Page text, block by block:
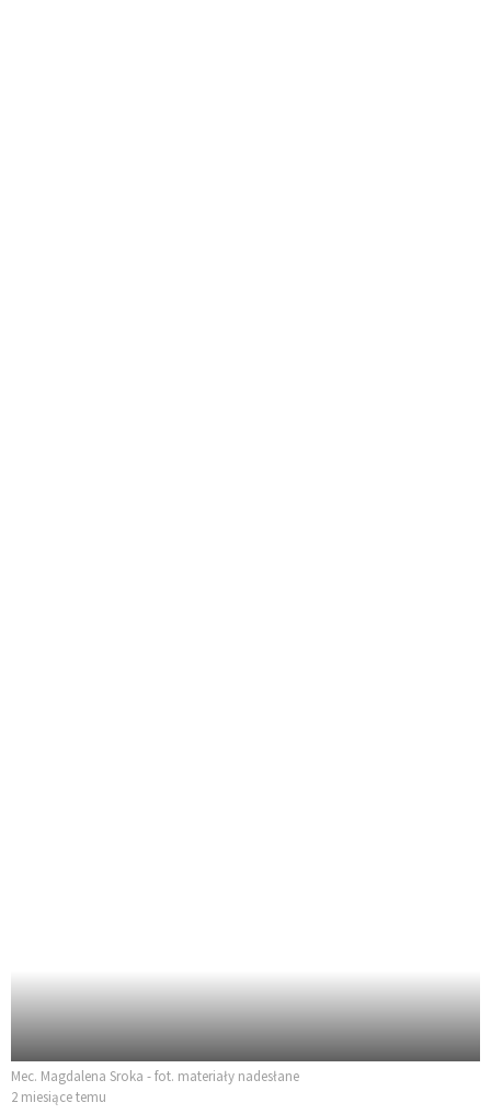
Mec. Magdalena Sroka - fot. materiały nadesłane
2 miesiące temu